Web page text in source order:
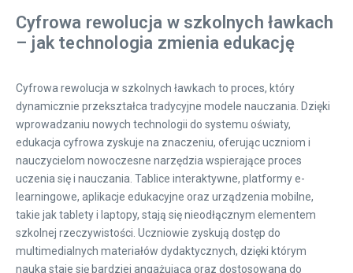
Cyfrowa rewolucja w szkolnych ławkach
– jak technologia zmienia edukację
Cyfrowa rewolucja w szkolnych ławkach to proces, który
dynamicznie przekształca tradycyjne modele nauczania. Dzięki
wprowadzaniu nowych technologii do systemu oświaty,
edukacja cyfrowa zyskuje na znaczeniu, oferując uczniom i
nauczycielom nowoczesne narzędzia wspierające proces
uczenia się i nauczania. Tablice interaktywne, platformy e-
learningowe, aplikacje edukacyjne oraz urządzenia mobilne,
takie jak tablety i laptopy, stają się nieodłącznym elementem
szkolnej rzeczywistości. Uczniowie zyskują dostęp do
multimedialnych materiałów dydaktycznych, dzięki którym
nauka staje się bardziej angażująca oraz dostosowana do